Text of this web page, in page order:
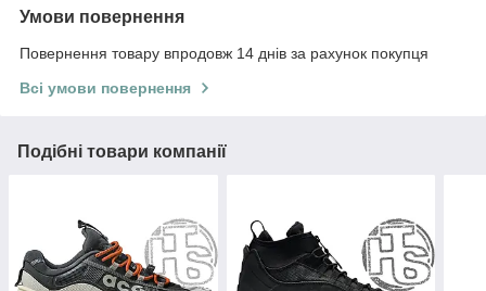
Умови повернення
Повернення товару впродовж 14 днів за рахунок покупця
Всі умови повернення
Подібні товари компанії